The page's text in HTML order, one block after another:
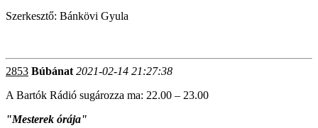
Szerkesztő: Bánkövi Gyula
2853 Búbánat 2021-02-14 21:27:38
A Bartók Rádió sugározza ma: 22.00 – 23.00
"Mesterek órája"